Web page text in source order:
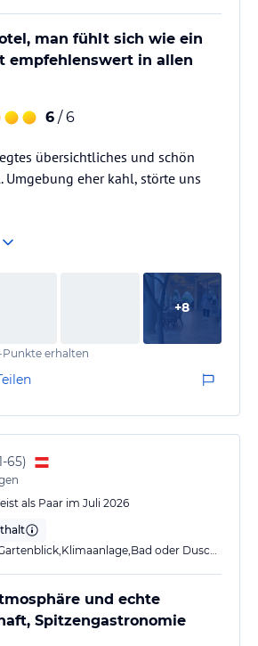
man fühlt sich wie ein
empfehlenswert in allen
6 / 6
übersichtliches und schön
Umgebung eher kahl, störte uns
+8
erhalten
65)
als Paar im Juli 2026
und echte
Spitzengastronomie